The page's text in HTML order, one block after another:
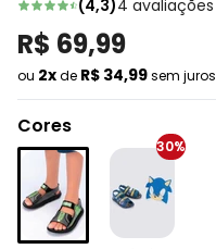
(4,3)4 avaliações
R$ 69,99
ou 2xde R$ 34,99sem juros
Cores
30%